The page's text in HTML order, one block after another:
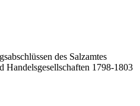
des Salzamtes
Handelsgesellschaften 1798-1803